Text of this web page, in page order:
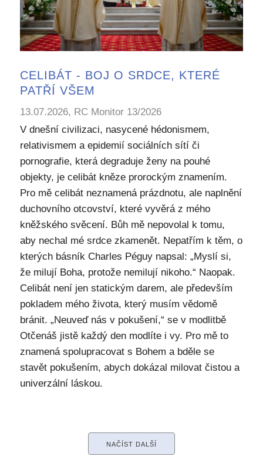
CELIBÁT - BOJ O SRDCE, KTERÉ
PATŘÍ VŠEM
13.07.2026, RC Monitor 13/2026
V dnešní civilizaci, nasycené hédonismem,
relativismem a epidemií sociálních sítí či
pornografie, která degraduje ženy na pouhé
objekty, je celibát kněze prorockým znamením.
Pro mě celibát neznamená prázdnotu, ale naplnění
duchovního otcovství, které vyvěrá z mého
kněžského svěcení. Bůh mě nepovolal k tomu,
aby nechal mé srdce zkamenět. Nepatřím k těm, o
kterých básník Charles Péguy napsal: „Myslí si,
že milují Boha, protože nemilují nikoho.“ Naopak.
Celibát není jen statickým darem, ale především
pokladem mého života, který musím vědomě
bránit. „Neuveď nás v pokušení,“ se v modlitbě
Otčenáš jistě každý den modlíte i vy. Pro mě to
znamená spolupracovat s Bohem a bděle se
stavět pokušením, abych dokázal milovat čistou a
univerzální láskou.
NAČÍST DALŠÍ